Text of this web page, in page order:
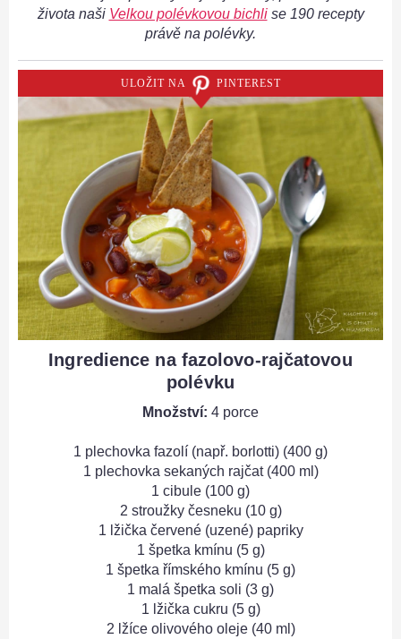
života naši Velkou polévkovou bichlise 190 recepty
právě na polévky.
ULOŽIT NA PINTEREST
Ingredience na fazolovo-rajčatovou
polévku
Množství: 4 porce
1 plechovka fazolí (např. borlotti) (400 g)
1 plechovka sekaných rajčat (400 ml)
1 cibule (100 g)
2 stroužky česneku (10 g)
1 lžička červené (uzené) papriky
1 špetka kmínu (5 g)
1 špetka římského kmínu (5 g)
1 malá špetka soli (3 g)
1 lžička cukru (5 g)
2 lžíce olivového oleje (40 ml)